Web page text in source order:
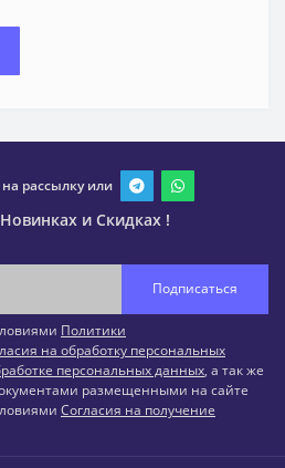
рассылку или
и Скидках !
Подписаться
Политики
на обработку персональных
персональных данных, а так же
размещенными на сайте
Согласия на получение